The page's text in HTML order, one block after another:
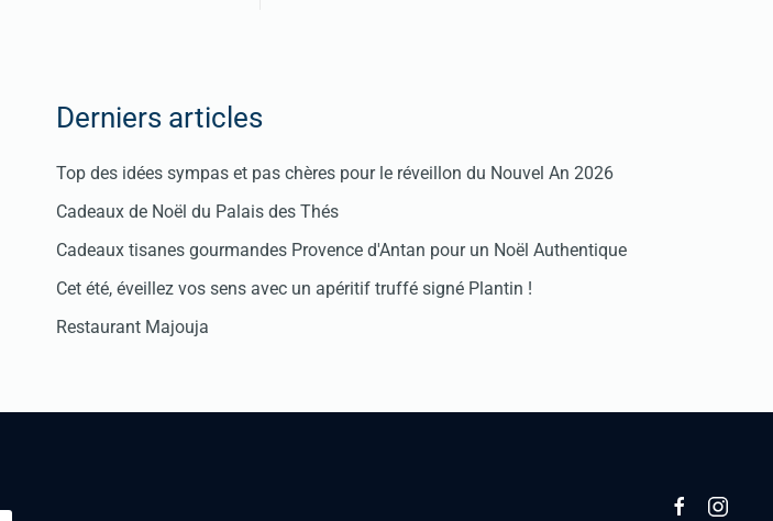
Derniers articles
Top des idées sympas et pas chères pour le réveillon du Nouvel An 2026
Cadeaux de Noël du Palais des Thés
Cadeaux tisanes gourmandes Provence d'Antan pour un Noël Authentique
Cet été, éveillez vos sens avec un apéritif truffé signé Plantin !
Restaurant Majouja